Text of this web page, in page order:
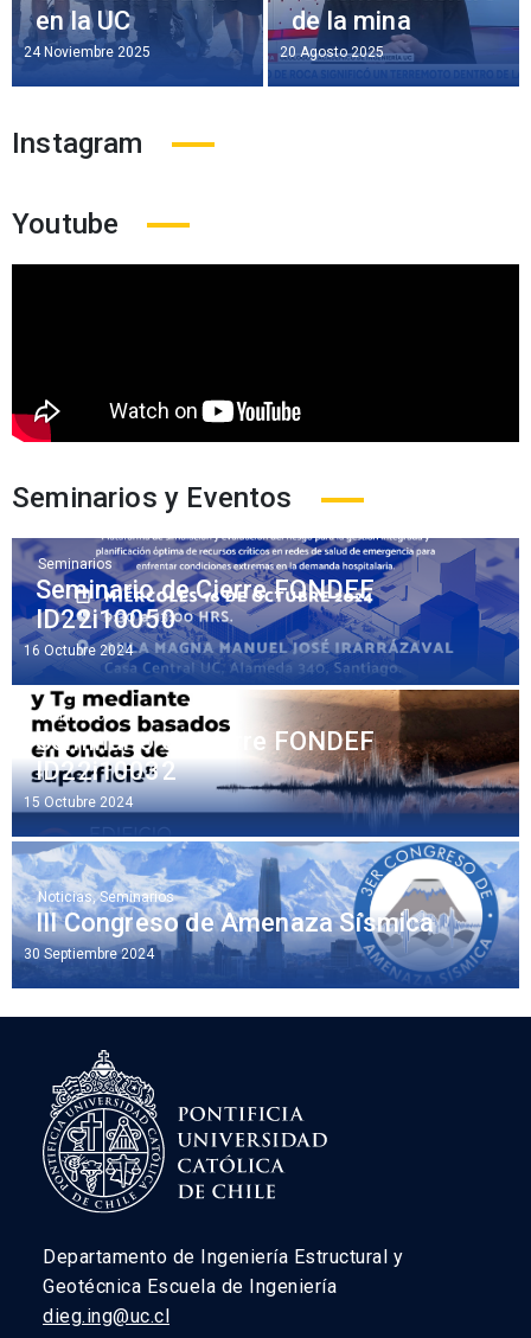
en la UC
24 Noviembre 2025
de la mina
20 Agosto 2025
Instagram
Youtube
Seminarios y Eventos
Seminarios
Seminario de Cierre FONDEF
ID22i10050
16 Octubre 2024
Seminarios
Seminario de Cierre FONDEF
ID22i10032
15 Octubre 2024
Noticias, Seminarios
III Congreso de Amenaza Sísmica
30 Septiembre 2024
Departamento de Ingeniería Estructural y
Geotécnica Escuela de Ingeniería
dieg.ing@uc.cl